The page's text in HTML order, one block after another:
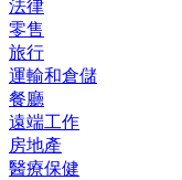
法律
零售
旅行
運輸和倉儲
餐廳
遠端工作
房地產
醫療保健